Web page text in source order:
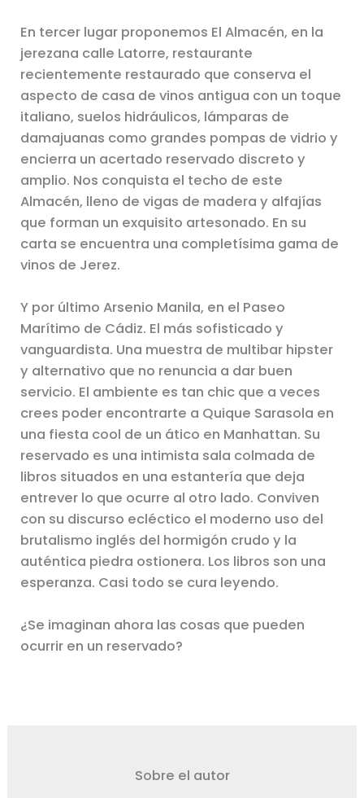
En tercer lugar proponemos El Almacén, en la
jerezana calle Latorre, restaurante
recientemente restaurado que conserva el
aspecto de casa de vinos antigua con un toque
italiano, suelos hidráulicos, lámparas de
damajuanas como grandes pompas de vidrio y
encierra un acertado reservado discreto y
amplio. Nos conquista el techo de este
Almacén, lleno de vigas de madera y alfajías
que forman un exquisito artesonado. En su
carta se encuentra una completísima gama de
vinos de Jerez.
Y por último Arsenio Manila, en el Paseo
Marítimo de Cádiz. El más sofisticado y
vanguardista. Una muestra de multibar hipster
y alternativo que no renuncia a dar buen
servicio. El ambiente es tan chic que a veces
crees poder encontrarte a Quique Sarasola en
una fiesta cool de un ático en Manhattan. Su
reservado es una intimista sala colmada de
libros situados en una estantería que deja
entrever lo que ocurre al otro lado. Conviven
con su discurso ecléctico el moderno uso del
brutalismo inglés del hormigón crudo y la
auténtica piedra ostionera. Los libros son una
esperanza. Casi todo se cura leyendo.
¿Se imaginan ahora las cosas que pueden
ocurrir en un reservado?
Sobre el autor